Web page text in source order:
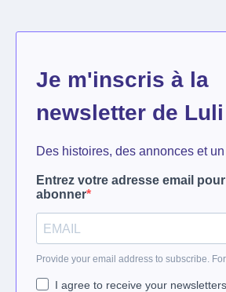
Je m'inscris à la
newsletter de Luli
Des histoires, des annonces et
Entrez votre adresse email
abonner
Provide your email address to subscribe.
I agree to receive your